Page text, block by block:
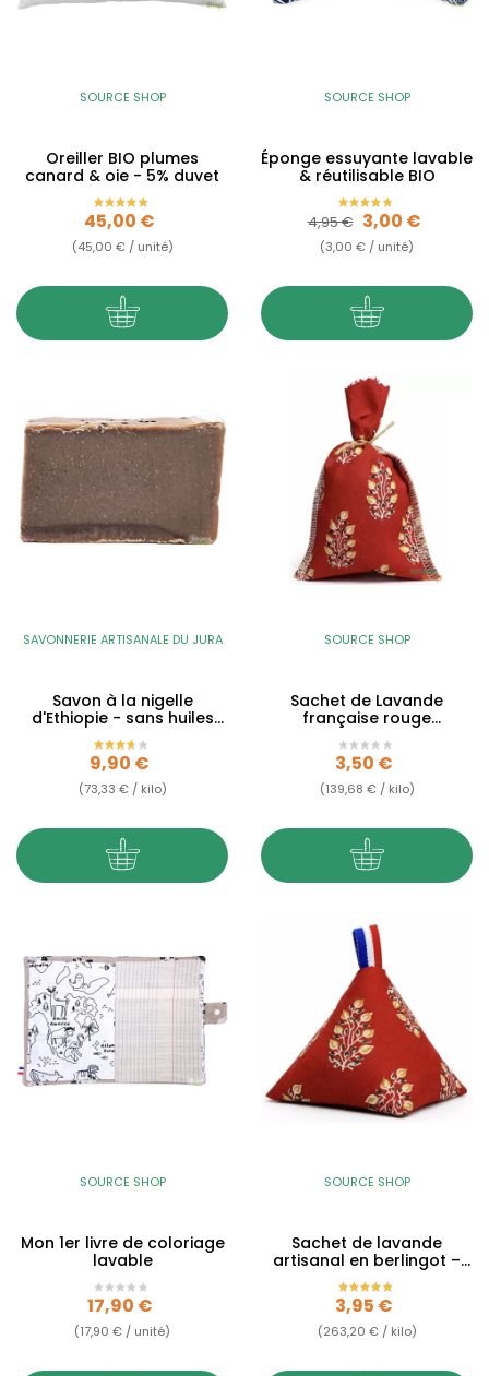
SOURCE SHOP
Oreiller BIO plumes
canard & oie - 5% duvet
Prix
45,00 €
(45,00 € / unité)
SOURCE SHOP
Éponge essuyante lavable
& réutilisable BIO
Prix de base
4,95 € Prix
3,00 €
(3,00 € / unité)
SAVONNERIE ARTISANALE DU JURA
Savon à la nigelle
d'Ethiopie - sans huiles
essentielles - 135g
Prix
9,90 €
(73,33 € / kilo)
SOURCE SHOP
Sachet de Lavande
française rouge
provençal
Prix
3,50 €
(139,68 € / kilo)
SOURCE SHOP
Mon 1er livre de coloriage
lavable
Prix
17,90 €
(17,90 € / unité)
SOURCE SHOP
Sachet de lavande
artisanal en berlingot –
Rouge provençal
Prix
3,95 €
(263,20 € / kilo)